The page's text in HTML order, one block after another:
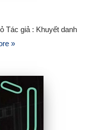
Tác giả : Khuyết danh
»